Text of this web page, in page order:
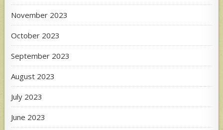
November 2023
October 2023
September 2023
August 2023
July 2023
June 2023